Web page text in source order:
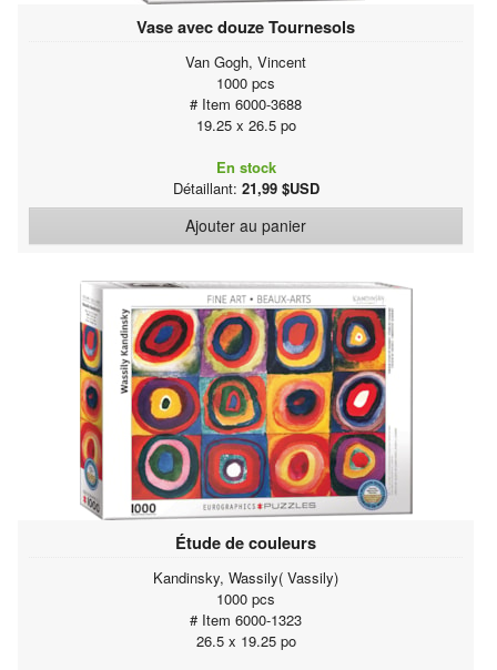
Vase avec douze Tournesols
Van Gogh, Vincent
1000 pcs
# Item 6000-3688
19.25 x 26.5 po
En stock
Détaillant: 21,99 $USD
Ajouter au panier
Étude de couleurs
Kandinsky, Wassily( Vassily)
1000 pcs
# Item 6000-1323
26.5 x 19.25 po